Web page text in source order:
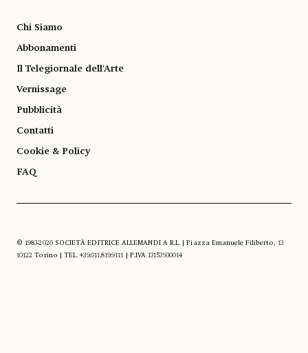
Chi Siamo
Abbonamenti
Il Telegiornale dell'Arte
Vernissage
Pubblicità
Contatti
Cookie & Policy
FAQ
© 1983-2026 SOCIETÀ EDITRICE ALLEMANDI A R.L. | Piazza Emanuele Filiberto, 13
10122 Torino | TEL. +39.011.819.9111 | P.IVA 13153930014